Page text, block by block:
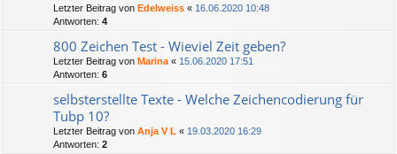
Letzter Beitrag von Edelweiss « 16.06.2020 10:48
Antworten: 4
800 Zeichen Test - Wieviel Zeit geben?
Letzter Beitrag von Marina « 15.06.2020 17:51
Antworten: 6
selbsterstellte Texte - Welche Zeichencodierung für
Tubp 10?
Letzter Beitrag von Anja V L « 19.03.2020 16:29
Antworten: 2